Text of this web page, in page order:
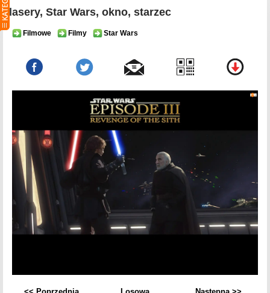
lasery, Star Wars, okno, starzec
Filmowe Filmy Star Wars